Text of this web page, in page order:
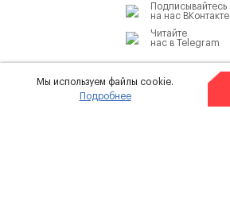
Подписывайтесь
на наc ВКонтакте
Читайте
нас в Telegram
Мы используем файлы cookie.
Подробнее